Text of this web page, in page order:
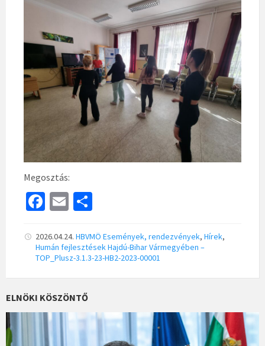
Megosztás:
Fa
b
o
o
k
E
ai
l
ar
e
2026.04.24. HBVMÖ Események, rendezvények, Hírek,
Humán fejlesztések Hajdú-Bihar Vármegyében –
TOP_Plusz-3.1.3-23-HB2-2023-00001
ELNÖKI KÖSZÖNTŐ